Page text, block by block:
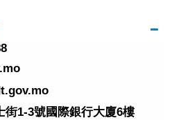
街1-3號國際銀行大廈6樓